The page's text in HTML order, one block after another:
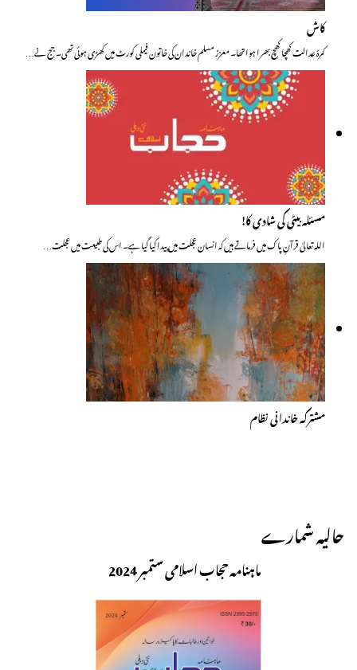
کاش
کمرۂ عدالت کھچا کھچ بھرا ہوا تھا۔ معزز مسلم خاندان کی خاتون فیملی کورٹ میں کھڑی ہوئی تھی۔ جج نے…
مسئلہ بیٹی کی شادی کا!
اللہ تعالیٰ قرآنِ پاک میں فرماتے ہیں کہ انسان عجلت میں پیدا کیا گیا ہے۔ اس کی طبیعت میں عجلت…
مشترکہ خاندانی نظام
حالیہ شمارے
ماہنامہ حجاب اسلامی ستمبر 2024